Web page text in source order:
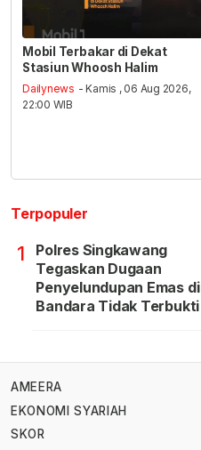
Mobil Terbakar di Dekat
Stasiun Whoosh Halim
Dailynews - Kamis , 06 Aug 2026,
22:00 WIB
Terpopuler
1
Polres Singkawang
Tegaskan Dugaan
Penyelundupan Emas di
Bandara Tidak Terbukti
AMEERA
EKONOMI SYARIAH
SKOR